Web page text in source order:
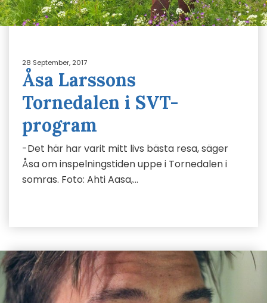
28 September, 2017
Åsa Larssons
Tornedalen i SVT-
program
-Det här har varit mitt livs bästa resa, säger
Åsa om inspelningstiden uppe i Tornedalen i
somras. Foto: Ahti Aasa,…